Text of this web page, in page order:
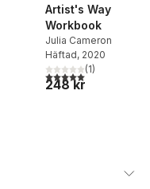
Artist's Way
Workbook
Julia Cameron
Häftad, 2020
5,0utav 5 stjärnor.
(1)
248 kr